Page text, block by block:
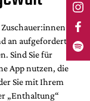
an aufgefordert,
Sind Sie für
App nutzen, die
Sie mit Ihrem
„Enthaltung“